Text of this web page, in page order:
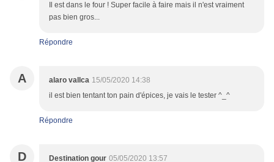
Il est dans le four ! Super facile à faire mais il n'est vraiment
pas bien gros...
Répondre
A alaro vallca 15/05/2020 14:38
il est bien tentant ton pain d'épices, je vais le tester ^_^
Répondre
D Destination gour 05/05/2020 13:57